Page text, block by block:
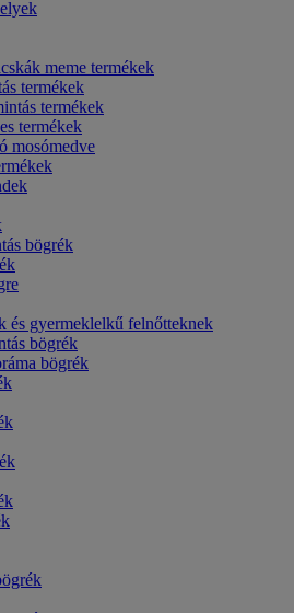
meme termékek
termékek
termékek
termékek
mosómedve
bögrék
és gyermeklelkű felnőtteknek
bögrék
bögrék